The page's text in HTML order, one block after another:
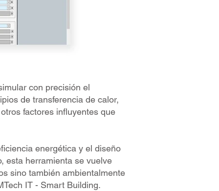
con precisión el
de transferencia de calor,
factores influyentes que
energética y el diseño
esta herramienta se vuelve
sino también ambientalmente
IT - Smart Building.